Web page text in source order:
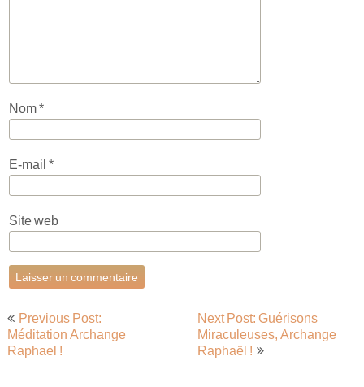
Nom*
E-mail *
Site web
Navigation
de
l’article
Previous Post:
Méditation Archange
Raphael !
Next Post: Guérisons
Miraculeuses, Archange
Raphaël !